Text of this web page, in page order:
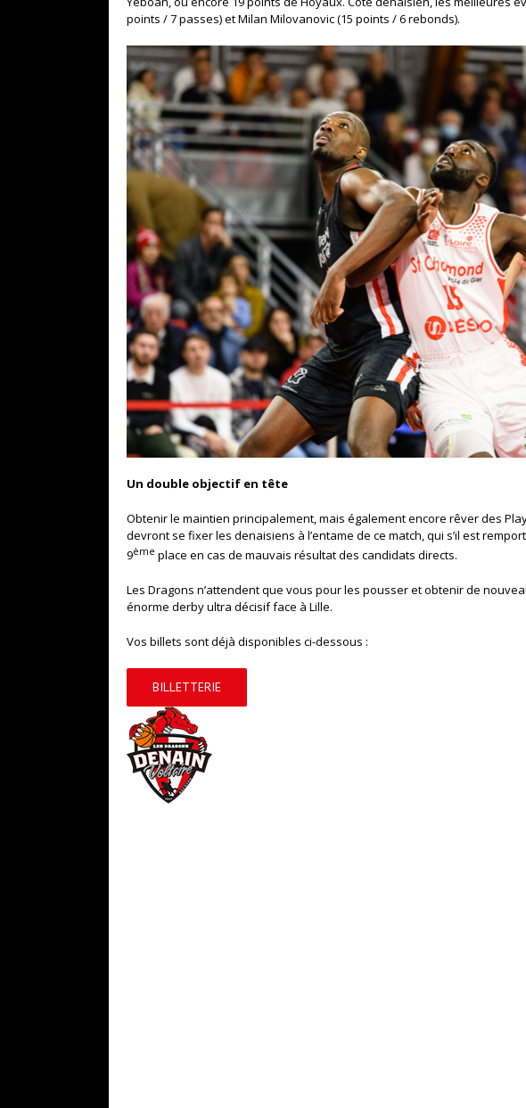
points / 7 passes) et Milan Milovanovic (15 points / 6 rebonds).
Un double objectif en tête
Obtenir le maintien principalement, mais également encore rêver des
devront se fixer les denaisiens à l’entame de ce match, qui s’il est
9ème place en cas de mauvais résultat des candidats directs.
Les Dragons n’attendent que vous pour les pousser et obtenir de
énorme derby ultra décisif face à Lille.
Vos billets sont déjà disponibles ci-dessous :
BILLETTERIE